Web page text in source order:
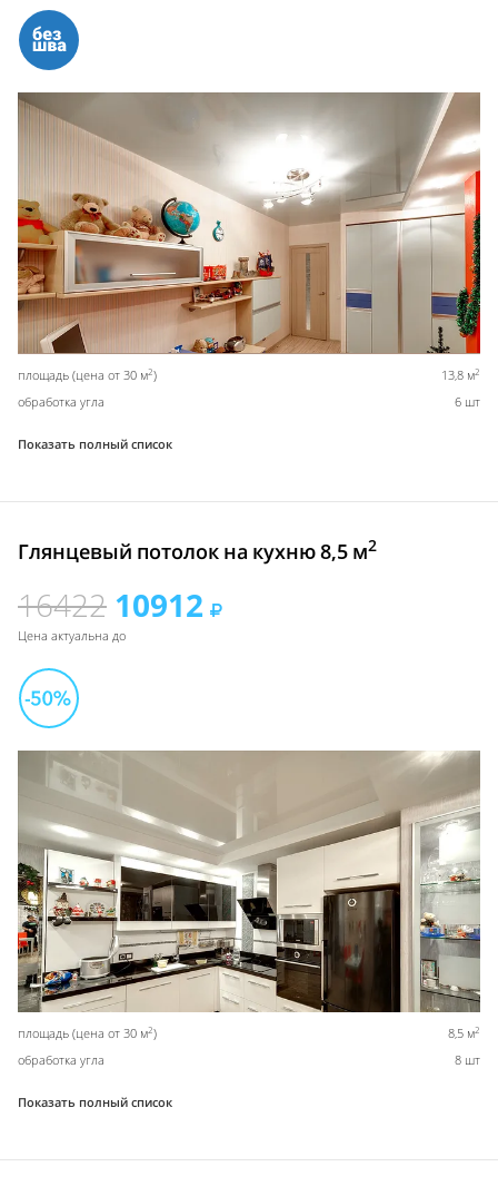
площадь (цена от 30 м2) 13,8 м2
обработка угла 6 шт
Показать полный список
Глянцевый потолок на кухню 8,5 м2
16422 10912
Цена актуальна до
площадь (цена от 30 м2) 8,5 м2
обработка угла 8 шт
Показать полный список